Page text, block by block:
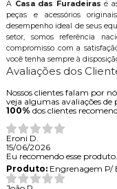
A Casa das Furadeiras é
peças e acessórios
desempenho ideal de seus
setor, somos referência
compromisso com a
você tenha sempre à
Avaliações dos
Nossos clientes falam por
veja algumas avaliações de
100% dos clientes
Eroni D.
15/06/2026
Eu recomendo esse produto.
Produto:Engrenagem P/